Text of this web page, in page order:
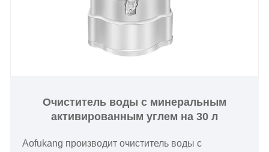
Очиститель воды с минеральным
активированным углем на 30 л
Aofukang производит очиститель воды с